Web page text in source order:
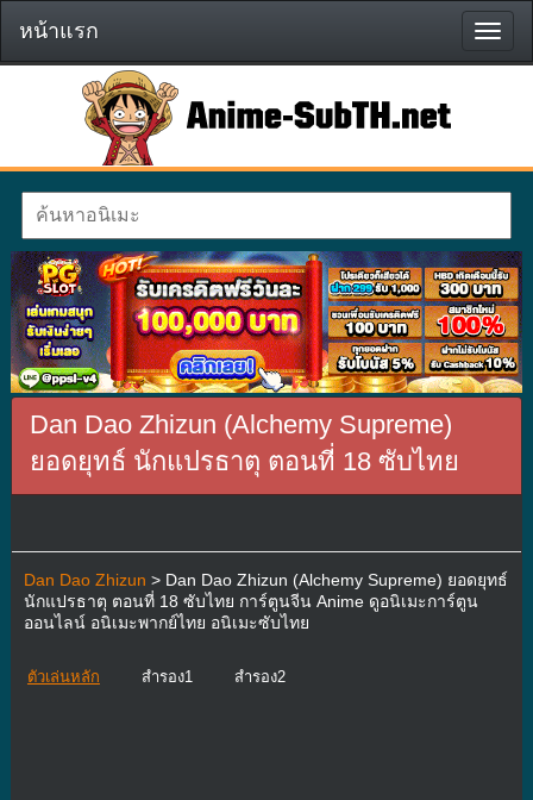
หน้า
แรก
หน้าแรก
Dan Dao Zhizun (Alchemy Supreme)
ยอดยุทธ์ นักแปรธาตุ ตอนที่ 18 ซับไทย
Dan Dao Zhizun > Dan Dao Zhizun (Alchemy Supreme) ยอดยุทธ์
นักแปรธาตุ ตอนที่ 18 ซับไทย การ์ตูนจีน Anime ดูอนิเมะการ์ตูน
ออนไลน์ อนิเมะพากย์ไทย อนิเมะซับไทย
ตัวเล่นหลัก สำรอง1 สำรอง2